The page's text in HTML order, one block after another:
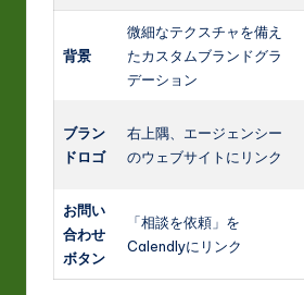
背景
微細なテクスチャを備え
たカスタムブランドグラ
デーション
ブラン
ドロゴ
右上隅、エージェンシー
のウェブサイトにリンク
お問い
合わせ
ボタン
「相談を依頼」を
Calendlyにリンク